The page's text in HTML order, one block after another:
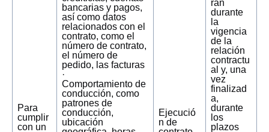
Para
cumplir
con un
bancarias y pagos,
así como datos
relacionados con el
contrato, como el
número de contrato,
el número de
pedido, las facturas
·
Comportamiento de
conducción, como
patrones de
conducción,
ubicación
Ejecució
n de
rán
durante
la
vigencia
de la
relación
contractu
al y, una
vez
finalizad
a,
durante
los
plazos